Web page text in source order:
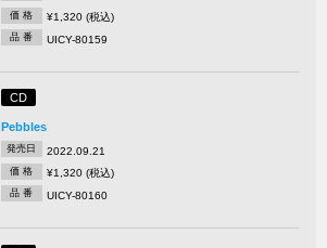
価 格 ¥1,320 (税込)
品 番 UICY-80159
CD
Pebbles
発売日 2022.09.21
価 格 ¥1,320 (税込)
品 番 UICY-80160